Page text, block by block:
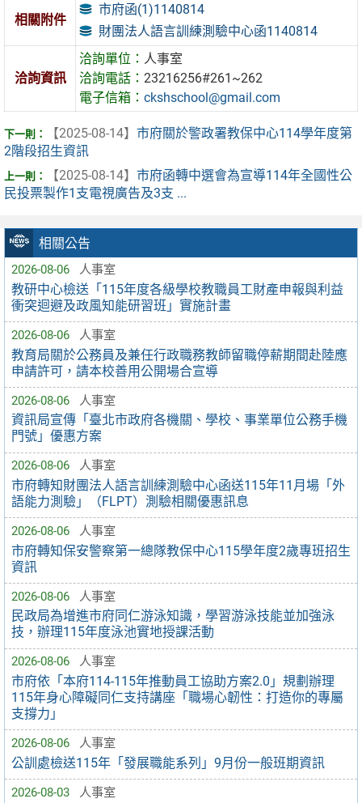
相關公告
2026-08-06 人事室
教研中心檢送「115年度各級學校教職員工財產申報與利益
衝突迴避及政風知能研習班」實施計畫
2026-08-06 人事室
教育局關於公務員及兼任行政職務教師留職停薪期間赴陸應
申請許可，請本校善用公開場合宣導
2026-08-06 人事室
資訊局宣傳「臺北市政府各機關、學校、事業單位公務手機
門號」優惠方案
2026-08-06 人事室
市府轉知財團法人語言訓練測驗中心函送115年11月場「外
語能力測驗」（FLPT）測驗相關優惠訊息
2026-08-06 人事室
市府轉知保安警察第一總隊教保中心115學年度2歲專班招生
資訊
2026-08-06 人事室
民政局為增進市府同仁游泳知識，學習游泳技能並加強泳
技，辦理115年度泳池實地授課活動
2026-08-06 人事室
市府依「本府114-115年推動員工協助方案2.0」規劃辦理
115年身心障礙同仁支持講座「職場心韌性：打造你的專屬
支撐力」
2026-08-06 人事室
公訓處檢送115年「發展職能系列」9月份一般班期資訊
2026-08-03 人事室
相關附件
市府函(1)1140814
財團法人語言訓練測驗中心函1140814
洽詢資訊
洽詢單位： 人事室
洽詢電話：23216256#261~262
電子信箱：ckshschool@gmail.com
【2025-08-14】 市府關於警政署教保中心114學年度第
2階段招生資訊
【2025-08-14】 市府函轉中選會為宣導114年全國性公
民投票製作1支電視廣告及3支 ...